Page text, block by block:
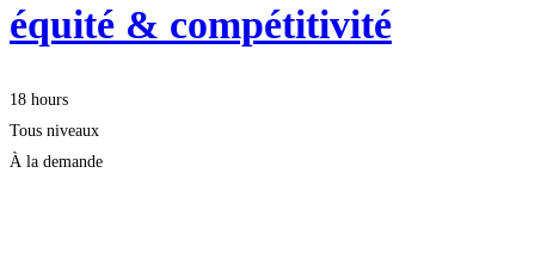
équité & compétitivité
18 hours
Tous niveaux
À la demande